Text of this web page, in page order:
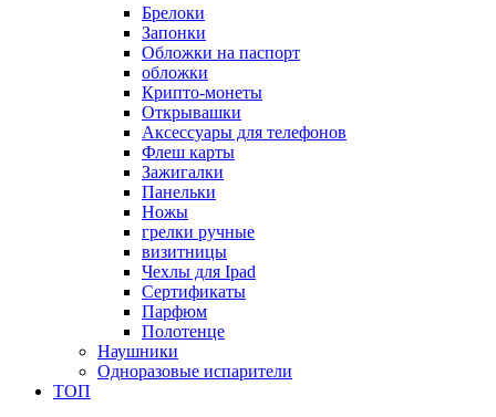
Брелоки
Запонки
Обложки на паспорт
обложки
Крипто-монеты
Открывашки
Аксессуары для телефонов
Флеш карты
Зажигалки
Панельки
Ножы
грелки ручные
визитницы
Чехлы для Ipad
Сертификаты
Парфюм
Полотенце
Наушники
Одноразовые испарители
ТОП